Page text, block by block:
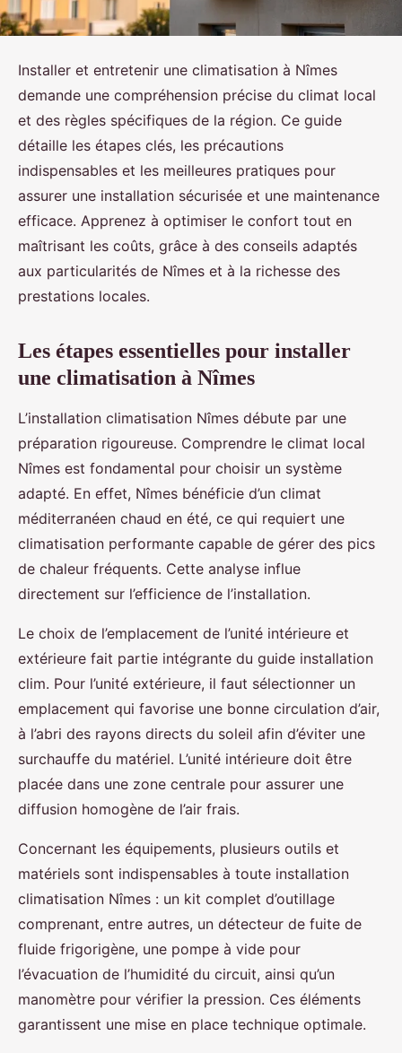
Installer et entretenir une climatisation à Nîmes
demande une compréhension précise du climat local
et des règles spécifiques de la région. Ce guide
détaille les étapes clés, les précautions
indispensables et les meilleures pratiques pour
assurer une installation sécurisée et une maintenance
efficace. Apprenez à optimiser le confort tout en
maîtrisant les coûts, grâce à des conseils adaptés
aux particularités de Nîmes et à la richesse des
prestations locales.
Les étapes essentielles pour installer
une climatisation à Nîmes
L’installation climatisation Nîmes débute par une
préparation rigoureuse. Comprendre le climat local
Nîmes est fondamental pour choisir un système
adapté. En effet, Nîmes bénéficie d’un climat
méditerranéen chaud en été, ce qui requiert une
climatisation performante capable de gérer des pics
de chaleur fréquents. Cette analyse influe
directement sur l’efficience de l’installation.
Le choix de l’emplacement de l’unité intérieure et
extérieure fait partie intégrante du guide installation
clim. Pour l’unité extérieure, il faut sélectionner un
emplacement qui favorise une bonne circulation d’air,
à l’abri des rayons directs du soleil afin d’éviter une
surchauffe du matériel. L’unité intérieure doit être
placée dans une zone centrale pour assurer une
diffusion homogène de l’air frais.
Concernant les équipements, plusieurs outils et
matériels sont indispensables à toute installation
climatisation Nîmes : un kit complet d’outillage
comprenant, entre autres, un détecteur de fuite de
fluide frigorigène, une pompe à vide pour
l’évacuation de l’humidité du circuit, ainsi qu’un
manomètre pour vérifier la pression. Ces éléments
garantissent une mise en place technique optimale.